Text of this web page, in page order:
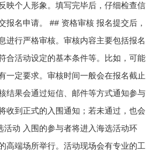
映个人形象。填写完毕后，仔细检查信
报名申请。 ## 资格审核 报名提交后，
进行严格审核。审核内容主要包括报名
合活动设定的基本条件等。比如，可能
一定要求。审核时间一般会在报名截止
结果会通过短信、邮件等方式通知参与
收到正式的入围通知；若未通过，也会
活动 入围的参与者将进入海选活动环
高端场所举行。活动现场会有专业的工